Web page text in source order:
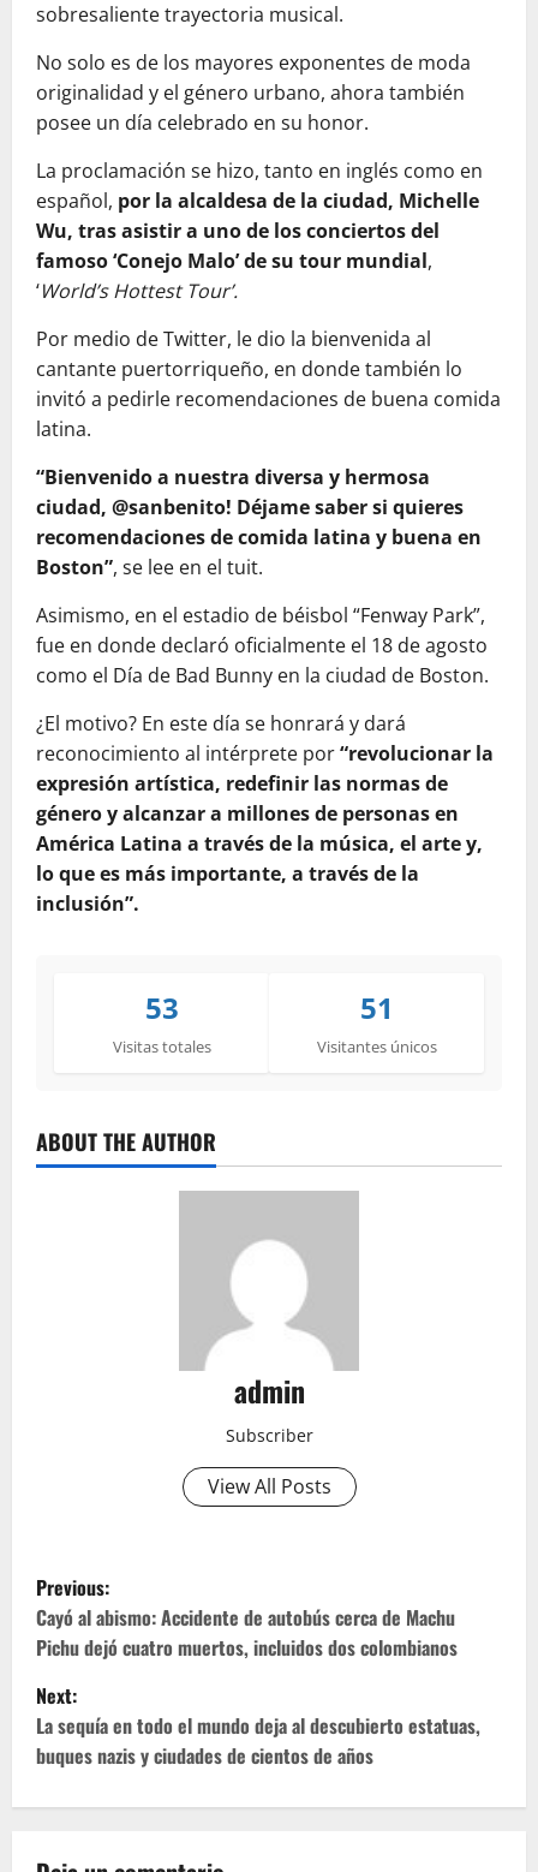
sobresaliente trayectoria musical.
No solo es de los mayores exponentes de moda
originalidad y el género urbano, ahora también
posee un día celebrado en su honor.
La proclamación se hizo, tanto en inglés como en
español, por la alcaldesa de la ciudad, Michelle
Wu, tras asistir a uno de los conciertos del
famoso ‘Conejo Malo’ de su tour mundial,
‘World’s Hottest Tour’.
Por medio de Twitter, le dio la bienvenida al
cantante puertorriqueño, en donde también lo
invitó a pedirle recomendaciones de buena comida
latina.
“Bienvenido a nuestra diversa y hermosa
ciudad, @sanbenito! Déjame saber si quieres
recomendaciones de comida latina y buena en
Boston”, se lee en el tuit.
Asimismo, en el estadio de béisbol “Fenway Park”,
fue en donde declaró oficialmente el 18 de agosto
como el Día de Bad Bunny en la ciudad de Boston.
¿El motivo? En este día se honrará y dará
reconocimiento al intérprete por“revolucionar la
expresión artística, redefinir las normas de
género y alcanzar a millones de personas en
América Latina a través de la música, el arte y,
lo que es más importante, a través de la
inclusión”.
53
Visitas totales
51
Visitantes únicos
ABOUT THE AUTHOR
admin
Subscriber
View All Posts
P
o
s
t
n
Previous:
Cayó al abismo: Accidente de autobús cerca de Machu
Pichu dejó cuatro muertos, incluidos dos colombianos
Next:
La sequía en todo el mundo deja al descubierto estatuas,
buques nazis y ciudades de cientos de años